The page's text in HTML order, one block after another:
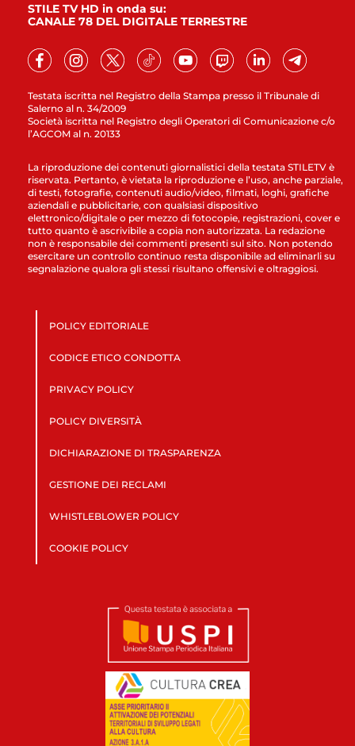
Testata iscritta nel Registro della Stampa presso il Tribunale di
Salerno al n. 34/2009
Società iscritta nel Registro degli Operatori di Comunicazione c/o
l’AGCOM al n. 20133
STILE TV HD in onda su:
CANALE 78 DEL DIGITALE TERRESTRE
La riproduzione dei contenuti giornalistici della testata STILETV è
riservata. Pertanto, è vietata la riproduzione e l’uso, anche parziale,
di testi, fotografie, contenuti audio/video, filmati, loghi, grafiche
aziendali e pubblicitarie, con qualsiasi dispositivo
elettronico/digitale o per mezzo di fotocopie, registrazioni, cover e
tutto quanto è ascrivibile a copia non autorizzata. La redazione
non è responsabile dei commenti presenti sul sito. Non potendo
esercitare un controllo continuo resta disponibile ad eliminarli su
segnalazione qualora gli stessi risultano offensivi e oltraggiosi.
POLICY EDITORIALE
CODICE ETICO CONDOTTA
PRIVACY POLICY
POLICY DIVERSITÀ
DICHIARAZIONE DI TRASPARENZA
GESTIONE DEI RECLAMI
WHISTLEBLOWER POLICY
COOKIE POLICY